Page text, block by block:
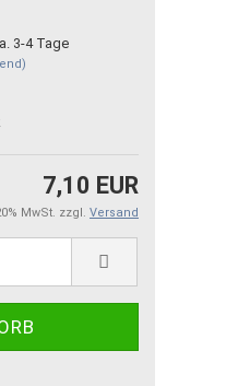
3-4 Tage
7,10 EUR
MwSt. zzgl. Versand